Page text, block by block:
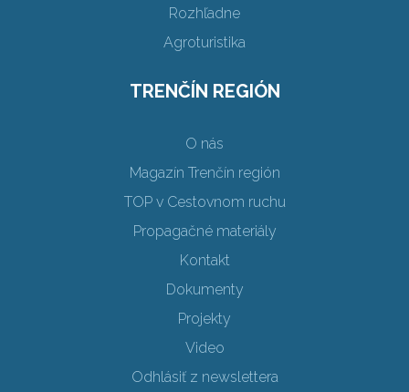
Rozhľadne
Agroturistika
TRENČÍN REGIÓN
O nás
Magazín Trenčín región
TOP v Cestovnom ruchu
Propagačné materiály
Kontakt
Dokumenty
Projekty
Video
Odhlásiť z newslettera